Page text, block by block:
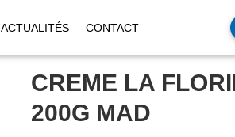
ACTUALITÉS CONTACT
CREME LA
200G MAD